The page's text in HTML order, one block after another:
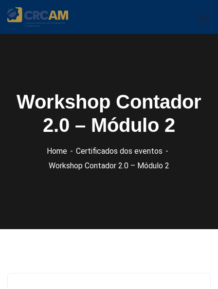
Workshop Contador
2.0 – Módulo 2
Home
Certificados dos eventos
Workshop Contador 2.0 – Módulo 2